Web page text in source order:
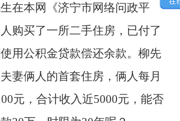
在本网《济宁市网络问政平
购买了一所二手住房，已付了
用公积金贷款偿还余款。柳先
妻俩人的首套住房，俩人每月
元，合计收入近5000元，能否